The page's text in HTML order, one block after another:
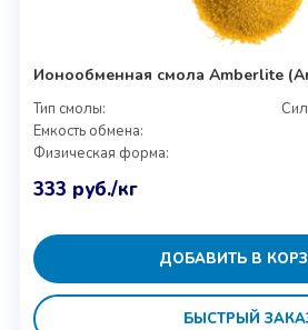
Ионообменная смола Amberlite
Тип смолы:
Емкость обмена:
Физическая форма:
333 руб./кг
ДОБАВИТЬ В
БЫСТРЫЙ